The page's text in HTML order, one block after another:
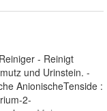
- Reinigt
und Urinstein. -
AnionischeTenside :
2-